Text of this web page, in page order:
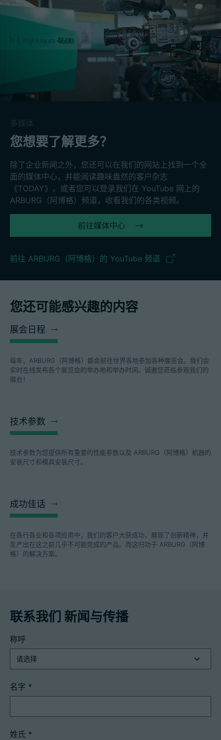
多媒体
您想要了解更多？
除了企业新闻之外，您还可以在我们的网站上找到一个全
面的媒体中心，并能阅读趣味盎然的客户杂志
《TODAY》。或者您可以登录我们在 YouTube 网上的
ARBURG（阿博格）频道，收看我们的各类视频。
前往媒体中心
前往 ARBURG（阿博格）的 YouTube 频道
您还可能感兴趣的内容
展会日程
每年，ARBURG（阿博格）都会前往世界各地参加各种展览会。我们会
实时在线发布各个展览会的举办地和举办时间。诚邀您莅临参观我们的
展台！
技术参数
技术参数为您提供所有重要的性能参数以及 ARBURG（阿博格）机器的
安装尺寸和模具安装尺寸。
成功佳话
在各行各业和各项应用中，我们的客户大获成功，展现了创新精神，并
生产出在这之前几乎不可能完成的产品。而这归功于 ARBURG（阿博
格）的解决方案。
联系我们 新闻与传播
称呼
名字 *
姓氏 *